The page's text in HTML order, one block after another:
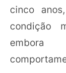
cinco
condição